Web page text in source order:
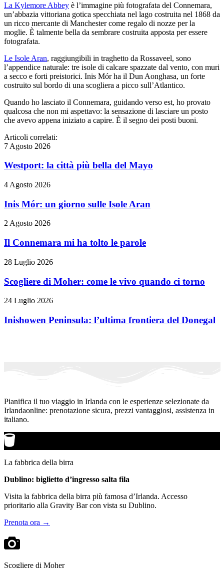
La Kylemore Abbey è l’immagine più fotografata del Connemara,
un’abbazia vittoriana gotica specchiata nel lago costruita nel 1868 da
un ricco mercante di Manchester come regalo di nozze per la
moglie. È talmente bella da sembrare costruita apposta per essere
fotografata.
Le Isole Aran, raggiungibili in traghetto da Rossaveel, sono
l’appendice naturale: tre isole di calcare spazzate dal vento, con muri
a secco e forti preistorici. Inis Mór ha il Dun Aonghasa, un forte
costruito sul bordo di una scogliera a picco sull’Atlantico.
Quando ho lasciato il Connemara, guidando verso est, ho provato
qualcosa che non mi aspettavo: la sensazione di lasciare un posto
che avevo appena iniziato a capire. È il segno dei posti buoni.
Articoli correlati:
7 Agosto 2026
Westport: la città più bella del Mayo
4 Agosto 2026
Inis Mór: un giorno sulle Isole Aran
2 Agosto 2026
Il Connemara mi ha tolto le parole
28 Luglio 2026
Scogliere di Moher: come le vivo quando ci torno
24 Luglio 2026
Inishowen Peninsula: l’ultima frontiera del Donegal
Pianifica il tuo viaggio in Irlanda con le esperienze selezionate da
Irlandaonline: prenotazione sicura, prezzi vantaggiosi, assistenza in
italiano.
La fabbrica della birra
Dublino: biglietto d’ingresso salta fila
Visita la fabbrica della birra più famosa d’Irlanda. Accesso
prioritario alla Gravity Bar con vista su Dublino.
Prenota ora →
Scogliere di Moher